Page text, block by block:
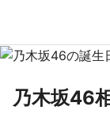
乃木坂46